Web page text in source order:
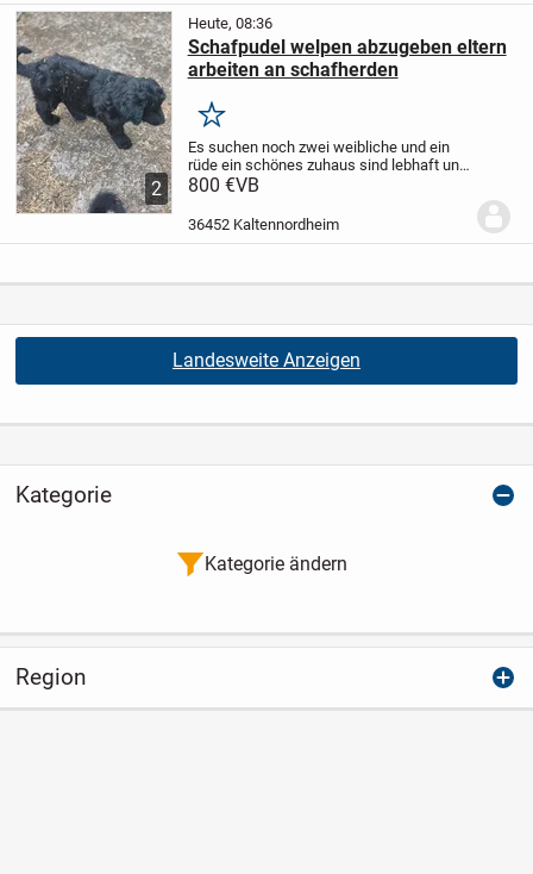
2
Heute, 08:36
Schafpudel welpen abzugeben eltern
arbeiten an schafherden
Merken
Es suchen noch zwei weibliche und ein
rüde ein schönes zuhaus sind lebhaft und
karakter stark eltern arbeiten an grosen
weisen zeichnungen
800 €VB
36452 Kaltennordheim
Landesweite Anzeigen
Kategorie
Kategorie ändern
Region